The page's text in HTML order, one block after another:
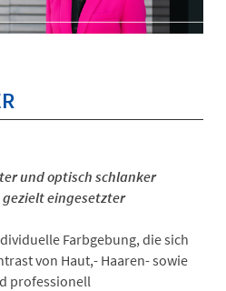
und optisch schlanker
eingesetzter
Farbgebung, die sich
von Haut,- Haaren- sowie
professionell